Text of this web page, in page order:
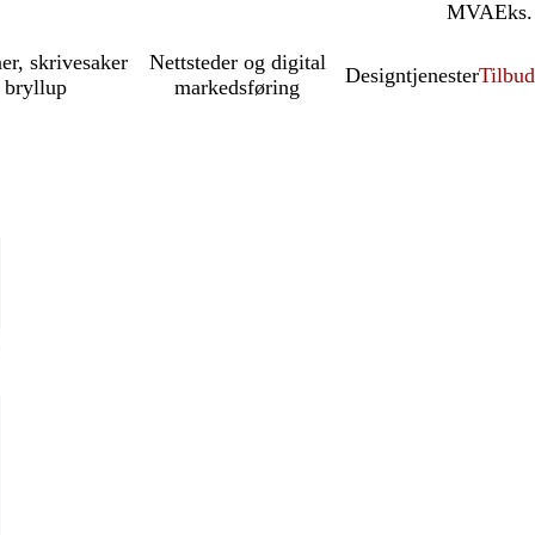
MVAInkl.
Eks.
skrivesaker
bryllup
Nettsteder og digital
markedsføring
DesigntjenesterTilbud